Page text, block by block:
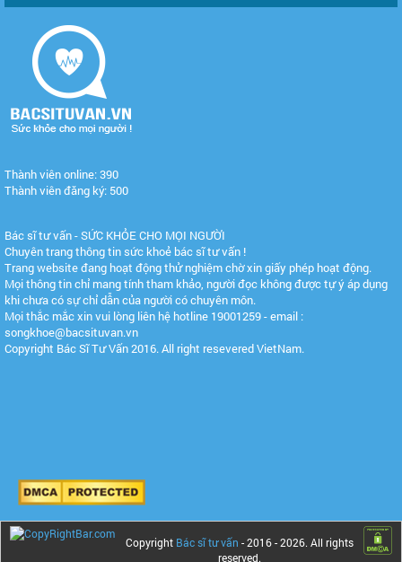
Thành viên online: 390
Thành viên đăng ký: 500
Bác sĩ tư vấn - SỨC KHỎE CHO MỌI NGƯỜI
Chuyên trang thông tin sức khoẻ bác sĩ tư vấn !
Trang website đang hoạt động thử nghiệm chờ xin giấy phép hoạt động.
Mọi thông tin chỉ mang tính tham khảo, người đọc không được tự ý áp dụng
khi chưa có sự chỉ dẫn của người có chuyên môn.
Mọi thắc mắc xin vui lòng liên hệ hotline 19001259 - email :
songkhoe@bacsituvan.vn
Copyright Bác Sĩ Tư Vấn 2016. All right resevered VietNam.
Copyright Bác sĩ tư vấn - 2016 -2026. All rights
reserved.